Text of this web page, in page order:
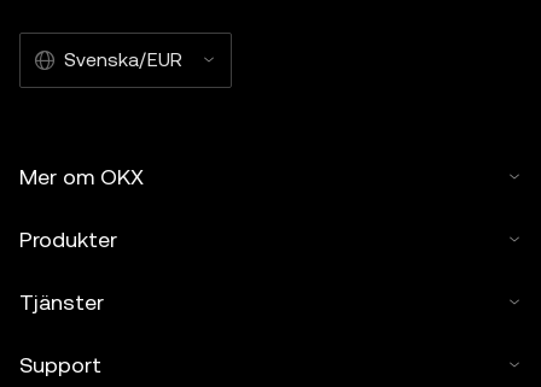
Svenska/EUR
Mer om OKX
Produkter
Tjänster
Support